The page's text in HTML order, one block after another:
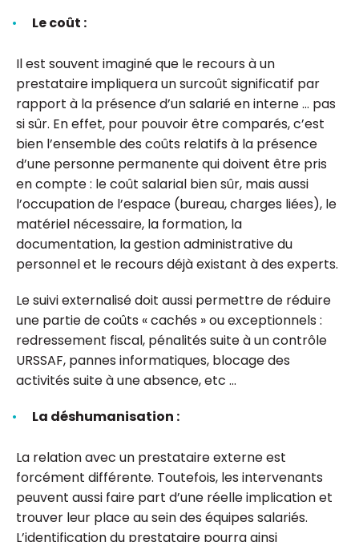
Le coût :
Il est souvent imaginé que le recours à un
prestataire impliquera un surcoût significatif par
rapport à la présence d’un salarié en interne … pas
si sûr. En effet, pour pouvoir être comparés, c’est
bien l’ensemble des coûts relatifs à la présence
d’une personne permanente qui doivent être pris
en compte : le coût salarial bien sûr, mais aussi
l’occupation de l’espace (bureau, charges liées), le
matériel nécessaire, la formation, la
documentation, la gestion administrative du
personnel et le recours déjà existant à des experts.
Le suivi externalisé doit aussi permettre de réduire
une partie de coûts « cachés » ou exceptionnels :
redressement fiscal, pénalités suite à un contrôle
URSSAF, pannes informatiques, blocage des
activités suite à une absence, etc …
La déshumanisation :
La relation avec un prestataire externe est
forcément différente. Toutefois, les intervenants
peuvent aussi faire part d’une réelle implication et
trouver leur place au sein des équipes salariés.
L’identification du prestataire pourra ainsi